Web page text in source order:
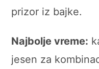
prizor iz bajke.
Najbolje vreme:
jesen za